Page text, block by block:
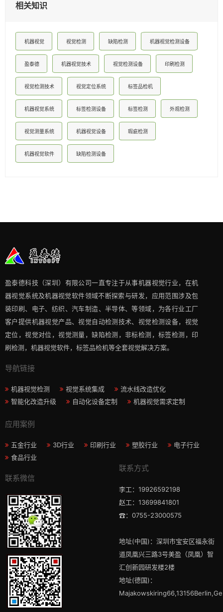
相关知识
机器视觉 视觉检测 缺陷检测 机器视觉检测设备
盈泰德 机器视觉技术 视觉检测设备 印刷检测
视觉检测技术 视觉定位系统 标签品检机
机器视觉系统 标签检测设备 标签检测 外观检测
视觉测量系统 机器视觉设备 瑕疵检测
机器视觉软件 缺陷检测设备
盈泰德科技（深圳）有限公司一直专注于从事机器视觉行业，在机
器视觉系统及机器视觉软件领域不断探索与研发​，应用范围涉及包
装印刷、电子、纺织、汽车制造、半导体、等领域，为各行业工厂
客户提供机器视觉产品、视觉自动检测技术、视觉检测设备，视觉
定位，视觉对位，视觉测量，缺陷检测，非标检测，标签检测，印
刷检测，机器视觉软件，标签品检机等​全套视觉解决方案​。
导航链接
机器视觉检测 视觉系统集成
流水线改造优化
智能化改造升级
自动化设备定制 机器视觉需求定制
应用案例
五金行业 3D行业 印刷行业 塑胶行业
电子行业
食品行业
联系微信
联系方式
李工：19926592198
赵工：13699841801
☎：0755-23000575
地址(中国)：深圳市宝安区福永街
道凤凰兴三路3号美盈（凤凰）智
汇创新园研发楼2楼
地址(德国)：